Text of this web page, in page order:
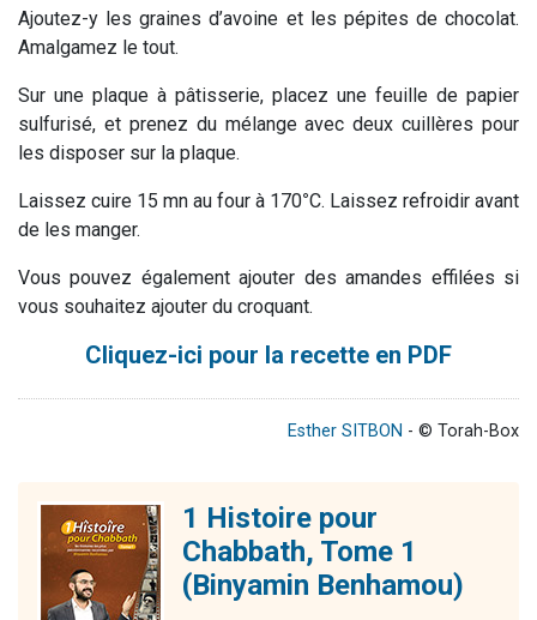
Ajoutez-y les graines d’avoine et les pépites de chocolat.
Amalgamez le tout.
Sur une plaque à pâtisserie, placez une feuille de papier
sulfurisé, et prenez du mélange avec deux cuillères pour
les disposer sur la plaque.
Laissez cuire 15 mn au four à 170°C. Laissez refroidir avant
de les manger.
Vous pouvez également ajouter des amandes effilées si
vous souhaitez ajouter du croquant.
Cliquez-ici pour la recette en PDF
Esther SITBON - © Torah-Box
1 Histoire pour
Chabbath, Tome 1
(Binyamin Benhamou)